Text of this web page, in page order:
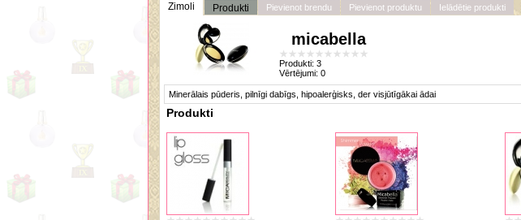
Zimoli Produkti Pievienot brendu Pievienot produktu Ielādētie produkti
micabella
Produkti: 3
Vērtējumi: 0
Minerālais pūderis, pilnīgi dabīgs, hipoalerģisks, der visjūtīgākai ādai
Produkti